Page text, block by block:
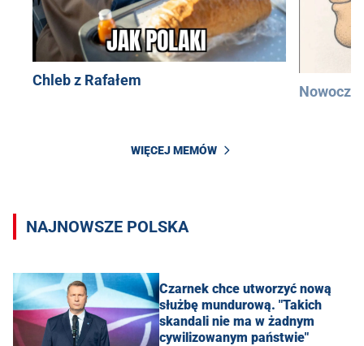
Chleb z Rafałem
WIĘCEJ MEMÓW
NAJNOWSZE POLSKA
Czarnek chce utworzyć nową
służbę mundurową. "Takich
skandali nie ma w żadnym
cywilizowanym państwie"